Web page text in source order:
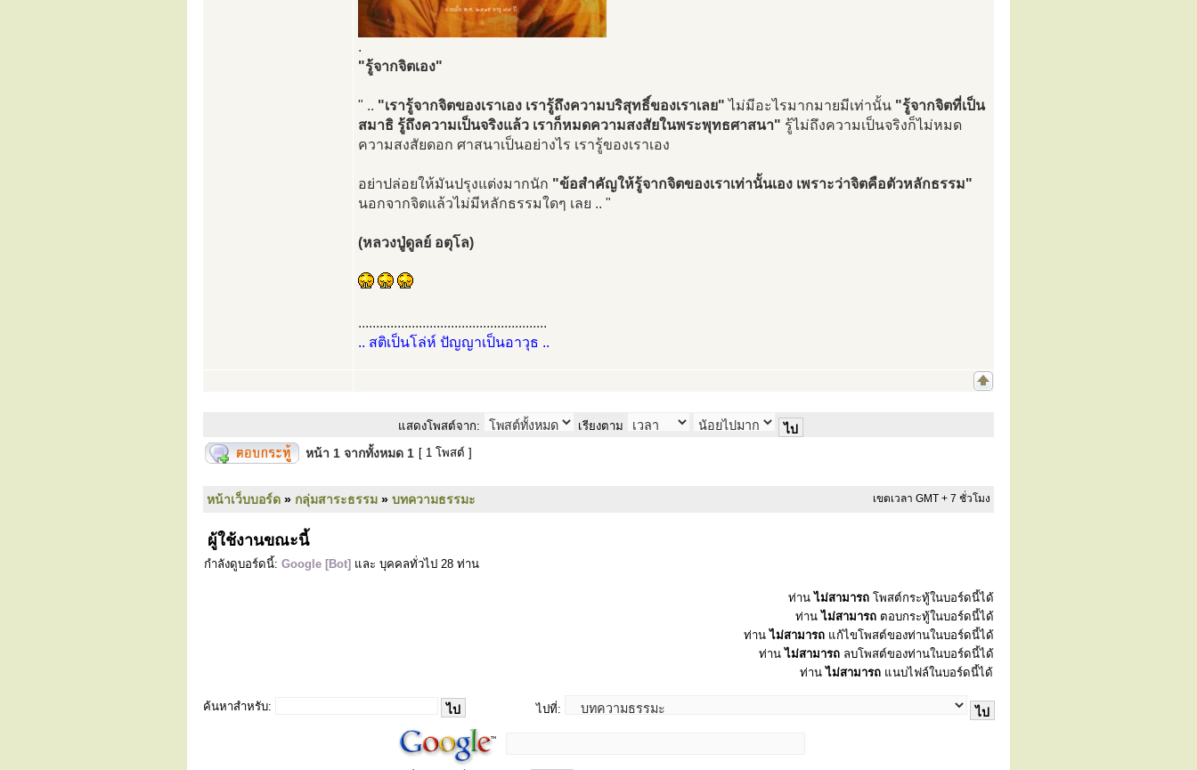
.
"รู้จากจิตเอง"
" .. "เรารู้จากจิตของเราเอง เรารู้ถึงความบริสุทธิ์ของเราเลย" ไม่มีอะไรมากมายมีเท่านั้น "รู้จากจิตที่เป็น
สมาธิ รู้ถึงความเป็นจริงแล้ว เราก็หมดความสงสัยในพระพุทธศาสนา" รู้ไม่ถึงความเป็นจริงก็ไม่หมด
ความสงสัยดอก ศาสนาเป็นอย่างไร เรารู้ของเราเอง
อย่าปล่อยให้มันปรุงแต่งมากนัก "ข้อสำคัญให้รู้จากจิตของเราเท่านั้นเอง เพราะว่าจิตคือตัวหลักธรรม"
นอกจากจิตแล้วไม่มีหลักธรรมใดๆ เลย .. "
(หลวงปู่ดูลย์ อตุโล)
.....................................................
.. สติเป็นโล่ห์ ปัญญาเป็นอาวุธ ..
แสดงโพสต์จาก: เรียงตาม
หน้า 1 จากทั้งหมด 1 [ 1 โพสต์ ]
หน้าเว็บบอร์ด » กลุ่มสาระธรรม » บทความธรรมะ เขตเวลา GMT + 7 ชั่วโมง
ผู้ใช้งานขณะนี้
กำลังดูบอร์ดนี้: Google [Bot] และ บุคคลทั่วไป 28 ท่าน
ท่านไม่สามารถ โพสต์กระทู้ในบอร์ดนี้ได้
ท่านไม่สามารถ ตอบกระทู้ในบอร์ดนี้ได้
ท่านไม่สามารถ แก้ไขโพสต์ของท่านในบอร์ดนี้ได้
ท่านไม่สามารถ ลบโพสต์ของท่านในบอร์ดนี้ได้
ท่านไม่สามารถ แนบไฟล์ในบอร์ดนี้ได้
ค้นหาสำหรับ: ไปที่: